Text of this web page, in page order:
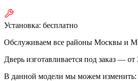
Установка: бесплатно
Обслуживаем все районы Москвы и
Дверь изготавливается под заказ — от
В данной модели мы можем изменить: